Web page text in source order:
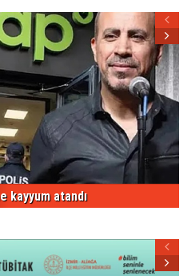
kayyum atandı